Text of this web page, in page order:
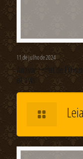
11 de julho de 2024
Anavar : effet de
et avis